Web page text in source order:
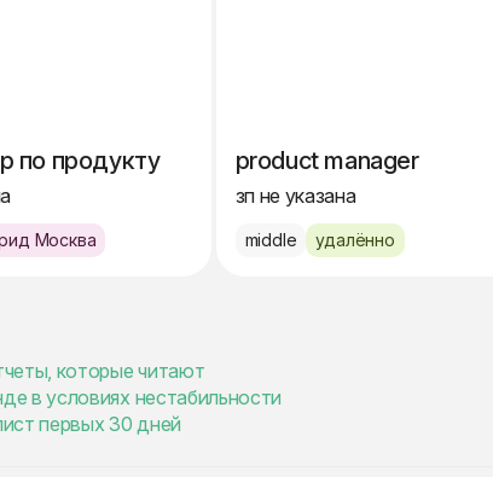
по продукту
Москва
product manager
зп не указана
middle удалённо
которые читают
в условиях нестабильности
первых 30 дней